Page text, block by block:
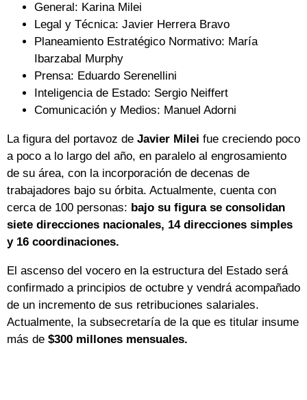
General: Karina Milei
Legal y Técnica: Javier Herrera Bravo
Planeamiento Estratégico Normativo: María
Ibarzabal Murphy
Prensa: Eduardo Serenellini
Inteligencia de Estado: Sergio Neiffert
Comunicación y Medios: Manuel Adorni
La figura del portavoz de Javier Milei fue creciendo poco
a poco a lo largo del año, en paralelo al engrosamiento
de su área, con la incorporación de decenas de
trabajadores bajo su órbita. Actualmente, cuenta con
cerca de 100 personas: bajo su figura se consolidan
siete direcciones nacionales, 14 direcciones simples
y 16 coordinaciones.
El ascenso del vocero en la estructura del Estado será
confirmado a principios de octubre y vendrá acompañado
de un incremento de sus retribuciones salariales.
Actualmente, la subsecretaría de la que es titular insume
más de $300 millones mensuales.